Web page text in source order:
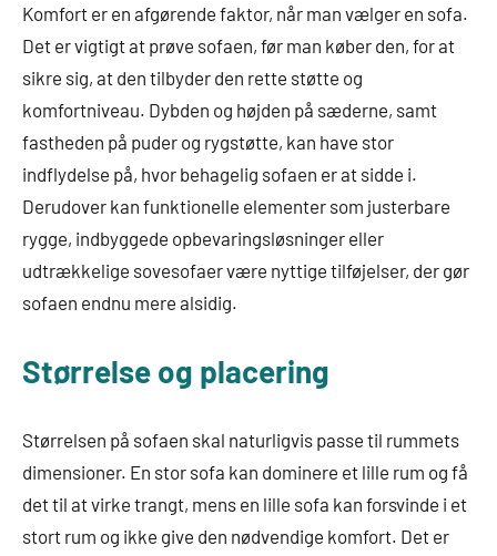
Komfort er en afgørende faktor, når man vælger en sofa.
Det er vigtigt at prøve sofaen, før man køber den, for at
sikre sig, at den tilbyder den rette støtte og
komfortniveau. Dybden og højden på sæderne, samt
fastheden på puder og rygstøtte, kan have stor
indflydelse på, hvor behagelig sofaen er at sidde i.
Derudover kan funktionelle elementer som justerbare
rygge, indbyggede opbevaringsløsninger eller
udtrækkelige sovesofaer være nyttige tilføjelser, der gør
sofaen endnu mere alsidig.
Størrelse og placering
Størrelsen på sofaen skal naturligvis passe til rummets
dimensioner. En stor sofa kan dominere et lille rum og få
det til at virke trangt, mens en lille sofa kan forsvinde i et
stort rum og ikke give den nødvendige komfort. Det er